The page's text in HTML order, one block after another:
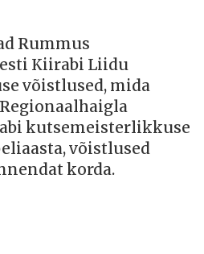
Rummus
Kiirabi Liidu
võistlused, mida
kutsemeisterlikkuse
võistlused
korda.